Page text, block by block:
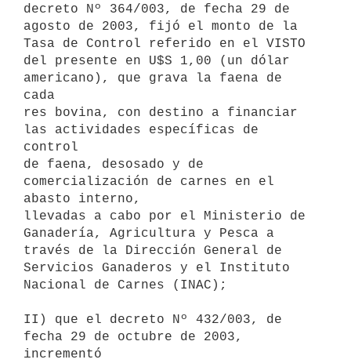
decreto Nº 364/003, de fecha 29 de
agosto de 2003, fijó el monto de la
Tasa de Control referido en el VISTO
del presente en U$S 1,00 (un dólar
americano), que grava la faena de
cada
res bovina, con destino a financiar
las actividades específicas de
control
de faena, desosado y de
comercialización de carnes en el
abasto interno,
llevadas a cabo por el Ministerio de
Ganadería, Agricultura y Pesca a
través de la Dirección General de
Servicios Ganaderos y el Instituto
Nacional de Carnes (INAC);
II) que el decreto Nº 432/003, de
fecha 29 de octubre de 2003,
incrementó